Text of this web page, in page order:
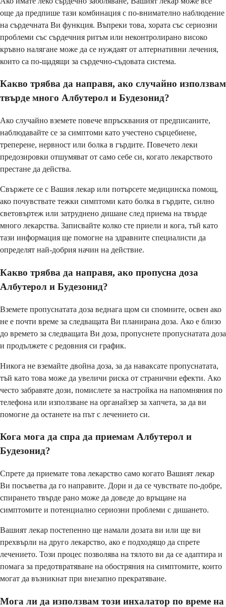
още да предпише тази комбинация с по-внимателно наблюдение
на сърдечната Ви функция. Въпреки това, хората със сериозни
проблеми със сърдечния ритъм или неконтролирано високо
кръвно налягане може да се нуждаят от алтернативни лечения,
които са по-щадящи за сърдечно-съдовата система.
Какво трябва да направя, ако случайно използвам
твърде много Албутерол и Будезонид?
Ако случайно вземете повече впръсквания от предписаните,
наблюдавайте се за симптоми като учестено сърцебиене,
треперене, нервност или болка в гърдите. Повечето леки
предозировки отшумяват от само себе си, когато лекарството
престане да действа.
Свържете се с Вашия лекар или потърсете медицинска помощ,
ако почувствате тежки симптоми като болка в гърдите, силно
световъртеж или затруднено дишане след приема на твърде
много лекарства. Записвайте колко сте приели и кога, тъй като
тази информация ще помогне на здравните специалисти да
определят най-добрия начин на действие.
Какво трябва да направя, ако пропусна доза
Албутерол и Будезонид?
Вземете пропуснатата доза веднага щом си спомните, освен ако
не е почти време за следващата Ви планирана доза. Ако е близо
до времето за следващата Ви доза, пропуснете пропуснатата доза
и продължете с редовния си график.
Никога не вземайте двойна доза, за да наваксате пропуснатата,
тъй като това може да увеличи риска от странични ефекти. Ако
често забравяте дози, помислете за настройка на напомняния по
телефона или използване на органайзер за хапчета, за да ви
помогне да останете на път с лечението си.
Кога мога да спра да приемам Албутерол и
Будезонид?
Спрете да приемате това лекарство само когато Вашият лекар
Ви посъветва да го направите. Дори и да се чувствате по-добре,
спирането твърде рано може да доведе до връщане на
симптомите и потенциално сериозни проблеми с дишането.
Вашият лекар постепенно ще намали дозата ви или ще ви
прехвърли на друго лекарство, ако е подходящо да спрете
лечението. Този процес позволява на тялото ви да се адаптира и
помага за предотвратяване на обостряния на симптомите, които
могат да възникнат при внезапно прекратяване.
Мога ли да използвам този инхалатор по време на